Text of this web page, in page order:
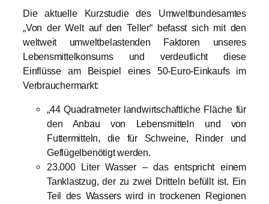
Die aktuelle Kurzstudie des Umweltbundesamtes
„Von der Welt auf den Teller“ befasst sich mit den
weltweit umweltbelastenden Faktoren unseres
Lebensmittelkonsums und verdeutlicht diese
Einflüsse am Beispiel eines 50-Euro-Einkaufs im
Verbrauchermarkt:
„44 Quadratmeter landwirtschaftliche Fläche für
den Anbau von Lebensmitteln und von
Futtermitteln, die für Schweine, Rinder und
Geflügelbenötigt werden.
23.000 Liter Wasser – das entspricht einem
Tanklastzug, der zu zwei Dritteln befüllt ist. Ein
Teil des Wassers wird in trockenen Regionen